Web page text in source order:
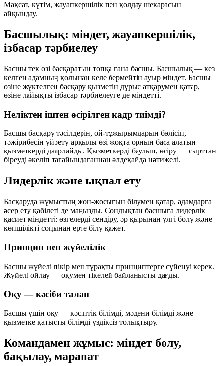
Мақсат, күтім, жауапкершілік пен қолдау шекарасын
айқындау.
Басшылық: міндет, жауапкершілік,
ізбасар тәрбиелеу
Басшы тек өзі басқаратын топқа ғана басшы. Басшылық — кез
келген адамның қолынан келе бермейтін ауыр міндет. Басшы
өзіне жүктелген басқару қызметін дұрыс атқарумен қатар,
өзіне лайықты ізбасар тәрбиелеуге де міндетті.
Неліктен іштен өсірілген кадр тиімді?
Басшы басқару тәсілдерін, ой-тұжырымдарын бөлісіп,
тәжірибесін үйрету арқылы өзі жоқта орнын баса алатын
қызметкерді даярлайды. Қызметкерді баулып, өсіру — сырттан
біреуді әкеліп тағайындағаннан әлдеқайда нәтижелі.
Лидерлік және ықпал ету
Басқаруда жұмыстың жөн-жосығын білумен қатар, адамдарға
әсер ету қабілеті де маңызды. Сондықтан басшыға лидерлік
қасиет міндетті: өзгелерді сендіру, әр қырынан үлгі болу және
көпшілікті соңынан ерте білу қажет.
Принцип пен жүйелілік
Басшы жүйелі пікір мен тұрақты принциптерге сүйенуі керек.
Жүйелі ойлау — оқумен тікелей байланысты дағды.
Оқу — кәсіби талап
Басшы үшін оқу — кәсіптік білімді, мәдени білімді және
қызметке қатысты білімді үздіксіз толықтыру.
Командамен жұмыс: міндет бөлу,
бақылау, марапат